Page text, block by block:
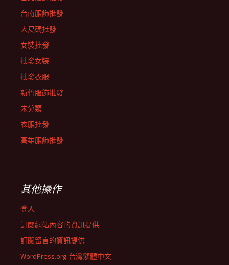
台南服飾批發
大尺碼批發
女裝批發
批發女裝
批發衣服
新竹服飾批發
未分類
衣服批發
高雄服飾批發
其他操作
登入
訂閱網站內容的資訊提供
訂閱留言的資訊提供
WordPress.org 台灣繁體中文